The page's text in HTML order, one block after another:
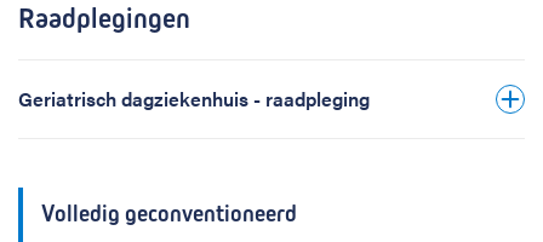
Raadplegingen
Geriatrisch dagziekenhuis - raadpleging
Volledig geconventioneerd